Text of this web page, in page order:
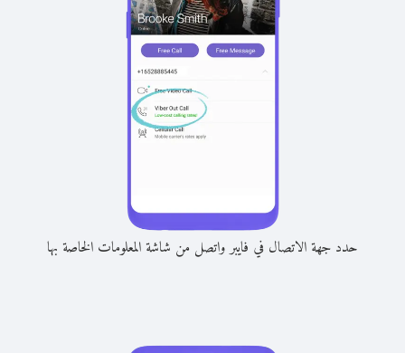
حدد جهة الاتصال في فايبر واتصل من شاشة المعلومات الخاصة بها